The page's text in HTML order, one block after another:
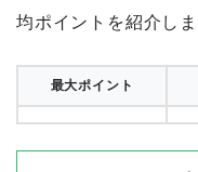
均ポイントを紹介しま
最大ポイント